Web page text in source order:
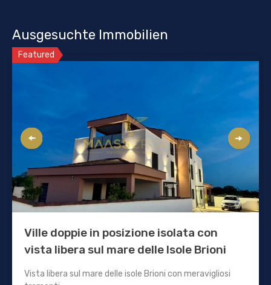
Ausgesuchte Immobilien
Featured
Ville doppie in posizione isolata con
vista libera sul mare delle Isole Brioni
Vista libera sul mare delle isole Brioni con meravigliosi